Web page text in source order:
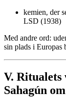
kemien, der
LSD (1938)
Med andre ord:
sin plads i Europas
V. Ritualets
Sahagún